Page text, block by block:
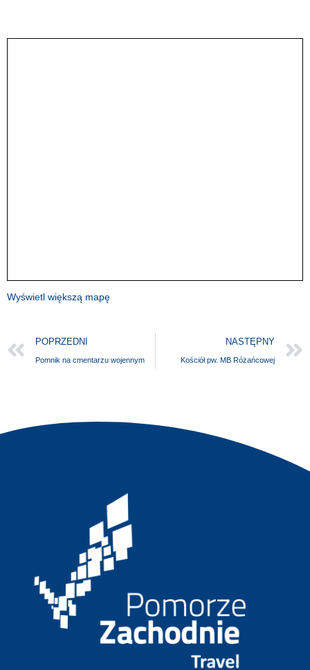
Wyświetl większą mapę
POPRZEDNI
Pomnik na cmentarzu wojennym
NASTĘPNY
Kościół pw. MB Różańcowej